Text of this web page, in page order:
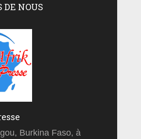
DE NOUS
Burkina Faso, à